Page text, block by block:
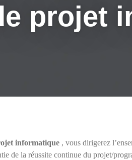
projet
informatique , vous dirigerez
de la réussite continue du projet/